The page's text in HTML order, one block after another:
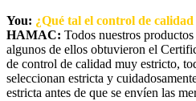
You: ¿Qué tal el control de
HAMAC: Todos nuestros
algunos de ellos obtuvieron el
de control de calidad muy estricto,
seleccionan estricta y
estricta antes de que se envíen las